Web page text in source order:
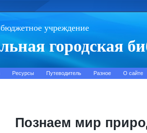
учреждение
городская
Ресурсы Путеводитель Разное О сайте
Познаем мир